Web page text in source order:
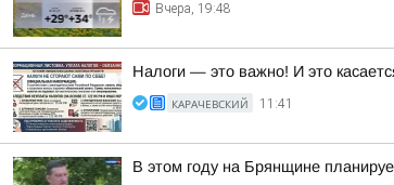
Вчера, 19:48
Налоги — это важно! И это
КАРАЧЕВСКИЙ 11:41
В этом году на Брянщине